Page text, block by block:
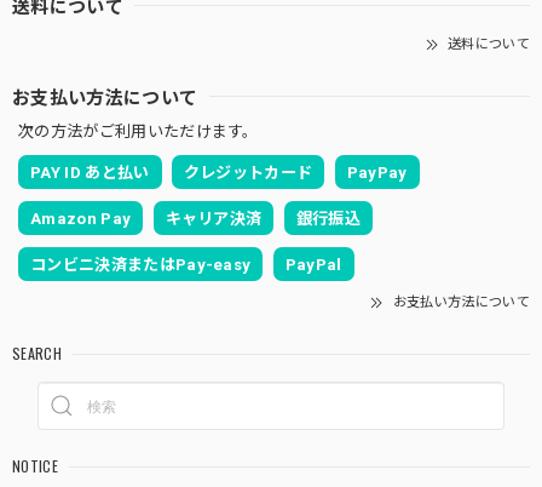
送料について
お支払い方法について
次の方法がご利用いただけます。
PAY ID あと払い クレジットカード PayPay
Amazon Pay キャリア決済 銀行振込
コンビニ決済またはPay-easy PayPal
お支払い方法について
SEARCH
NOTICE